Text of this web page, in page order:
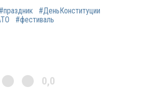
#праздник
#ДеньКонституции
#фестиваль
0,0